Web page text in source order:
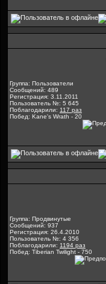
Группа: Пользователи
Сообщений: 489
Регистрация: 3.11.2011
Пользователь №: 5 645
Поблагодарили: 117 раз
Побед: Kane's Wrath - 20
Группа: Продвинутые
Сообщений: 937
Регистрация: 26.4.2010
Пользователь №: 4 356
Поблагодарили: 1194 раз
Побед: Tiberian Twilight - 750